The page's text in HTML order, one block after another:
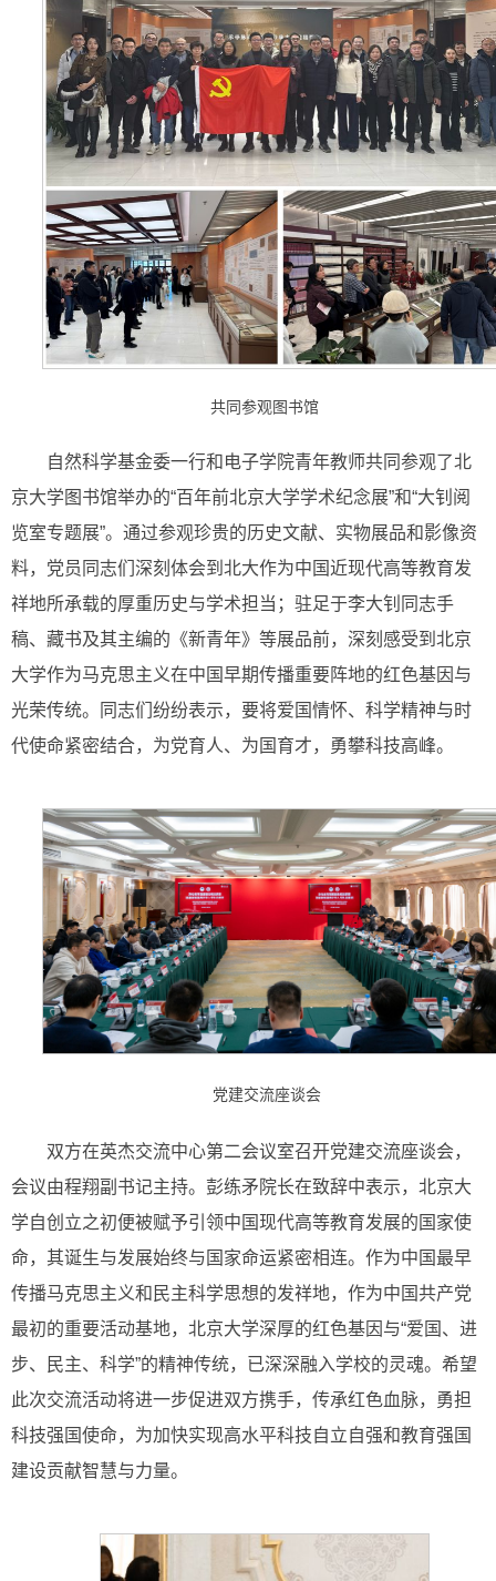
共同参观图书馆
自然科学基金委一行和电子学院青年教师共同参观了北
京大学图书馆举办的“百年前北京大学学术纪念展”和“大钊阅
览室专题展”。通过参观珍贵的历史文献、实物展品和影像资
料，党员同志们深刻体会到北大作为中国近现代高等教育发
祥地所承载的厚重历史与学术担当；驻足于李大钊同志手
稿、藏书及其主编的《新青年》等展品前，深刻感受到北京
大学作为马克思主义在中国早期传播重要阵地的红色基因与
光荣传统。同志们纷纷表示，要将爱国情怀、科学精神与时
代使命紧密结合，为党育人、为国育才，勇攀科技高峰。
党建交流座谈会
双方在英杰交流中心第二会议室召开党建交流座谈会，
会议由程翔副书记主持。彭练矛院长在致辞中表示，北京大
学自创立之初便被赋予引领中国现代高等教育发展的国家使
命，其诞生与发展始终与国家命运紧密相连。作为中国最早
传播马克思主义和民主科学思想的发祥地，作为中国共产党
最初的重要活动基地，北京大学深厚的红色基因与“爱国、进
步、民主、科学”的精神传统，已深深融入学校的灵魂。希望
此次交流活动将进一步促进双方携手，传承红色血脉，勇担
科技强国使命，为加快实现高水平科技自立自强和教育强国
建设贡献智慧与力量。